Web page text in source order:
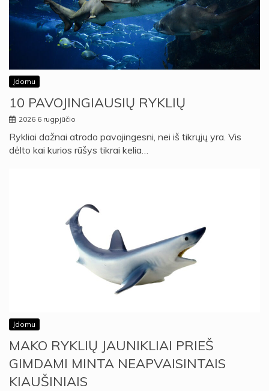
Įdomu
10 PAVOJINGIAUSIŲ RYKLIŲ
2026 6 rugpjūčio
Rykliai dažnai atrodo pavojingesni, nei iš tikrųjų yra. Vis
dėlto kai kurios rūšys tikrai kelia…
Įdomu
MAKO RYKLIŲ JAUNIKLIAI PRIEŠ
GIMDAMI MINTA NEAPVAISINTAIS
KIAUŠINIAIS